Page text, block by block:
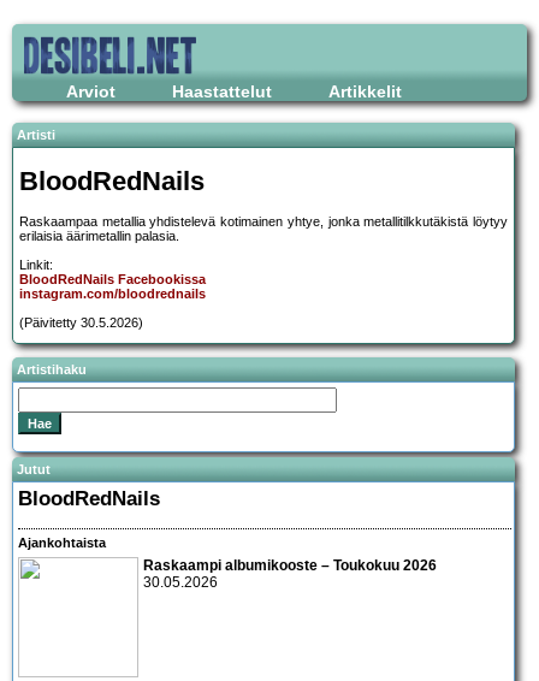
Arviot Haastattelut Artikkelit
Artisti
BloodRedNails
Raskaampaa metallia yhdistelevä kotimainen yhtye, jonka metallitilkkutäkistä löytyy
erilaisia äärimetallin palasia.
Linkit:
BloodRedNails Facebookissa
instagram.com/bloodrednails
(Päivitetty 30.5.2026)
Artistihaku
Jutut
BloodRedNails
Ajankohtaista
Raskaampi albumikooste – Toukokuu 2026
30.05.2026